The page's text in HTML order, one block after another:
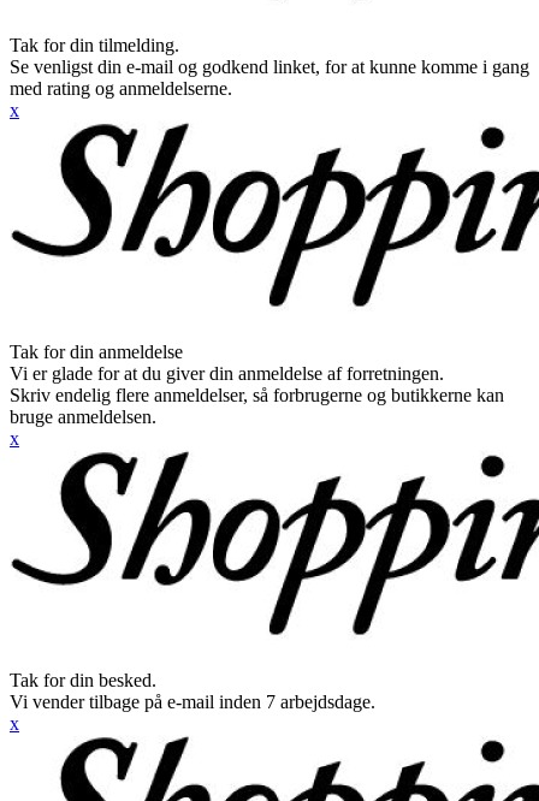
Tak for din tilmelding.
Se venligst din e-mail og godkend linket, for at kunne komme i gang
med rating og anmeldelserne.
x
Tak for din anmeldelse
Vi er glade for at du giver din anmeldelse af forretningen.
Skriv endelig flere anmeldelser, så forbrugerne og butikkerne kan
bruge anmeldelsen.
x
Tak for din besked.
Vi vender tilbage på e-mail inden 7 arbejdsdage.
x